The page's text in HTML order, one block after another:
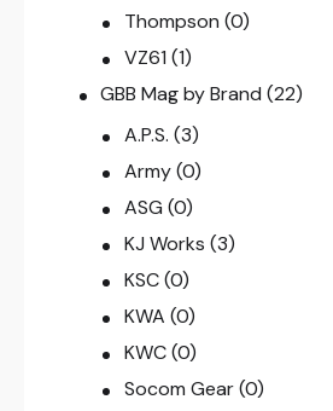
Thompson (0)
VZ61 (1)
GBB Mag by Brand (22)
A.P.S. (3)
Army (0)
ASG (0)
KJ Works (3)
KSC (0)
KWA (0)
KWC (0)
Socom Gear (0)